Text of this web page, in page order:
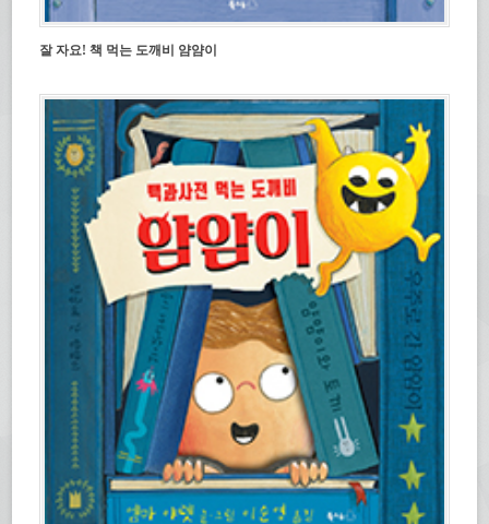
잘 자요! 책 먹는 도깨비 얌얌이